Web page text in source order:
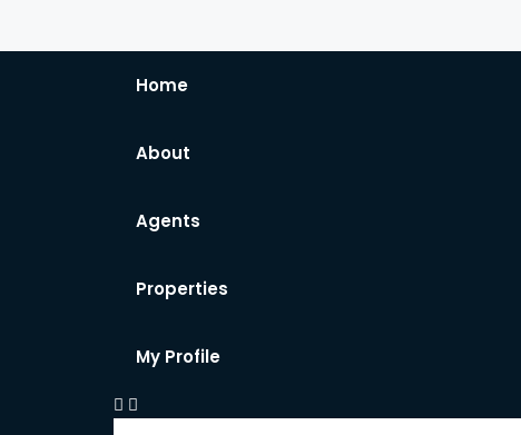
Home
About
Agents
Properties
My Profile